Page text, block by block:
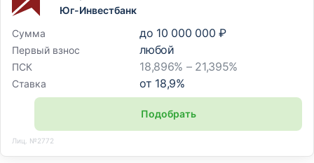
Юг-Инвестбанк
Сумма
до 10 000 000 ₽
Первый взнос любой
ПСК 18,896% – 21,395%
Ставка от 18,9%
Подобрать
Лиц. №2772